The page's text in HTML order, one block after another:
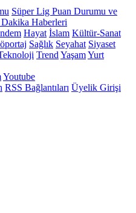
Süper Lig Puan Durumu ve
Dakika Haberleri
Hayat İslam Kültür-Sanat
Sağlık Seyahat Siyaset
Trend YaşamYurt
Youtube
RSS Bağlantıları Üyelik Girişi